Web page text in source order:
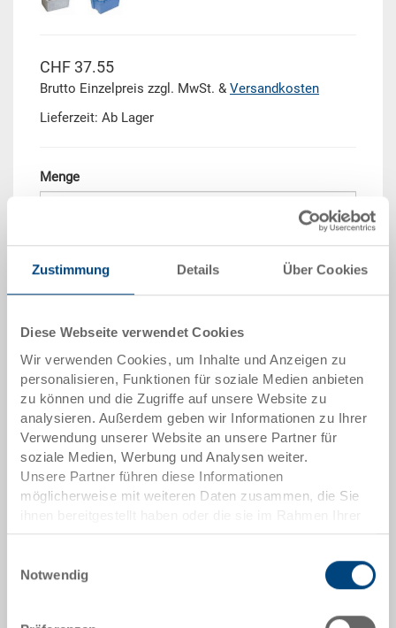
Zustimmung Details Über Cookies
Diese Webseite verwendet Cookies
Wir verwenden Cookies, um Inhalte und Anzeigen zu
personalisieren, Funktionen für soziale Medien anbieten
zu können und die Zugriffe auf unsere Website zu
analysieren. Außerdem geben wir Informationen zu Ihrer
Verwendung unserer Website an unsere Partner für
soziale Medien, Werbung und Analysen weiter.
Unsere Partner führen diese Informationen
möglicherweise mit weiteren Daten zusammen, die Sie
Nutzung der Dienste gesammelt haben.
Notwendig
CHF 37.55
Brutto Einzelpreis zzgl. MwSt. & Versandkosten
Lieferzeit: Ab Lager
Menge
In den Warenkorb
ab 10 Stück CHF 33.80
ab 50 Stück CHF 30.80
ab 100 Stück CHF 28.15
ab 250 Stück CHF 24.40
Mengenstaffeln entsprechen Verpackungseinheiten.
Artikeldaten
Bestellnummer